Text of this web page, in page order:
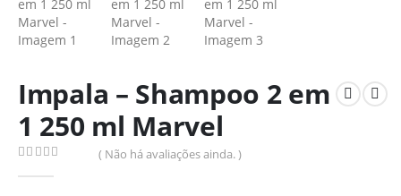
Impala – Shampoo 2 em
1 250 ml Marvel
( Não há avaliações ainda. )